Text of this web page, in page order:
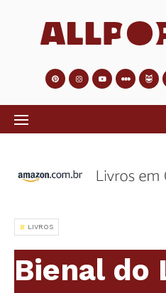
LIVROS
Bienal do